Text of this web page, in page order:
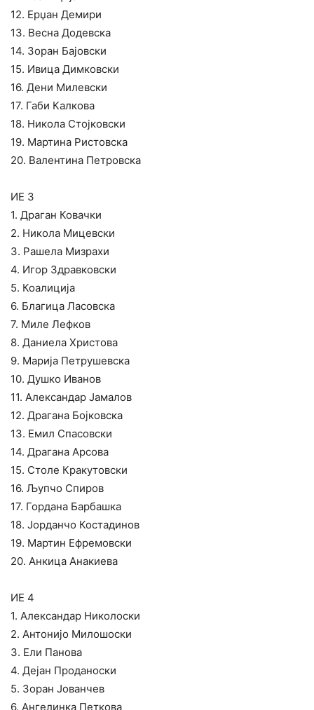
12. Ерџан Демири
13. Весна Додевска
14. Зоран Бајовски
15. Ивица Димковски
16. Дени Милевски
17. Габи Калкова
18. Никола Стојковски
19. Мартина Ристовска
20. Валентина Петровска
ИЕ 3
1. Драган Ковачки
2. Никола Мицевски
3. Рашела Мизрахи
4. Игор Здравковски
5. Коалиција
6. Благица Ласовска
7. Миле Лефков
8. Даниела Христова
9. Марија Петрушевска
10. Душко Иванов
11. Александар Јамалов
12. Драгана Бојковска
13. Емил Спасовски
14. Драгана Арсова
15. Столе Кракутовски
16. Љупчо Спиров
17. Гордана Барбашка
18. Јорданчо Костадинов
19. Мартин Ефремовски
20. Анкица Анакиева
ИЕ 4
1. Александар Николоски
2. Антонијо Милошоски
3. Ели Панова
4. Дејан Проданоски
5. Зоран Јованчев
6. Ангелинка Петкова